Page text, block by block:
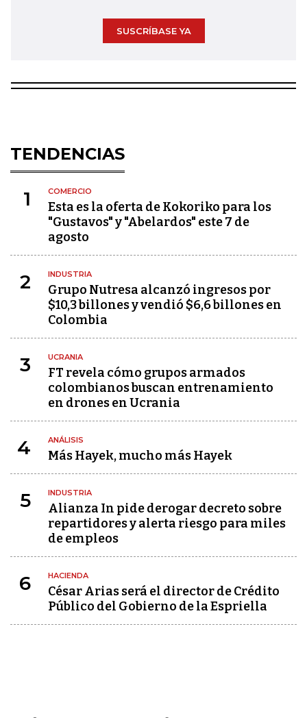
SUSCRÍBASE YA
TENDENCIAS
1 COMERCIO
Esta es la oferta de Kokoriko para los
"Gustavos" y "Abelardos" este 7 de
agosto
2 INDUSTRIA
Grupo Nutresa alcanzó ingresos por
$10,3 billones y vendió $6,6 billones en
Colombia
3 UCRANIA
FT revela cómo grupos armados
colombianos buscan entrenamiento
en drones en Ucrania
4 ANÁLISIS
Más Hayek, mucho más Hayek
5 INDUSTRIA
Alianza In pide derogar decreto sobre
repartidores y alerta riesgo para miles
de empleos
6 HACIENDA
César Arias será el director de Crédito
Público del Gobierno de la Espriella